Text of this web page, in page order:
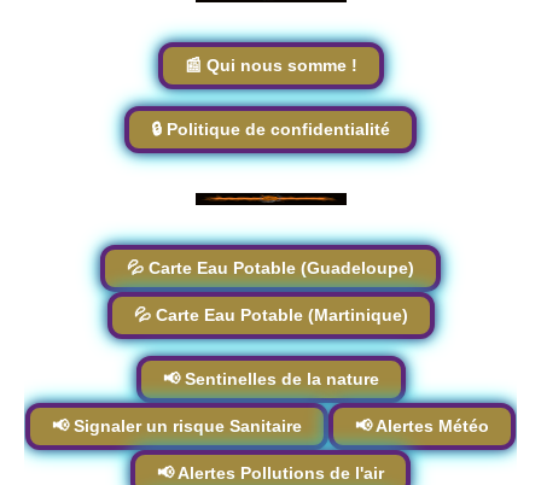
📰 Qui nous somme !
🔒 Politique de confidentialité
💦 Carte Eau Potable (Guadeloupe)
💦 Carte Eau Potable (Martinique)
📢 Sentinelles de la nature
📢 Signaler un risque Sanitaire 📢 Alertes Météo
📢 Alertes Pollutions de l'air